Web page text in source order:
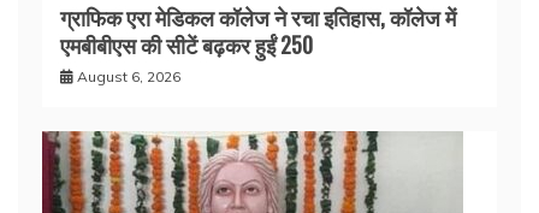
ग्राफिक एरा मेडिकल कॉलेज ने रचा इतिहास, कॉलेज में
एमबीबीएस की सीटें बढ़कर हुईं 250
August 6, 2026